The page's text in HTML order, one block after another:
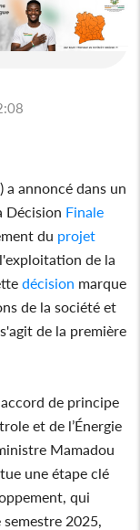
a annoncé dans un
Décision Finale
du projet
de la
décision marque
de la société et
de la première
de principe
et de l’Énergie
Mamadou
une étape clé
qui
2025,